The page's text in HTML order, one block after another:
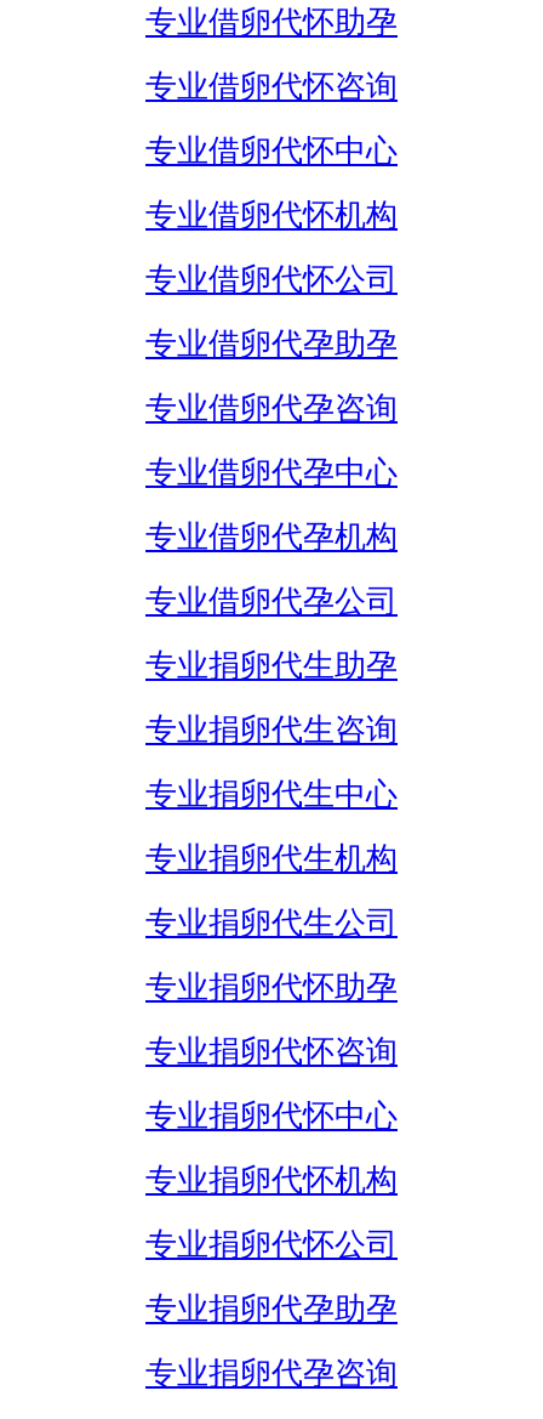
专业借卵代怀助孕
专业借卵代怀咨询
专业借卵代怀中心
专业借卵代怀机构
专业借卵代怀公司
专业借卵代孕助孕
专业借卵代孕咨询
专业借卵代孕中心
专业借卵代孕机构
专业借卵代孕公司
专业捐卵代生助孕
专业捐卵代生咨询
专业捐卵代生中心
专业捐卵代生机构
专业捐卵代生公司
专业捐卵代怀助孕
专业捐卵代怀咨询
专业捐卵代怀中心
专业捐卵代怀机构
专业捐卵代怀公司
专业捐卵代孕助孕
专业捐卵代孕咨询